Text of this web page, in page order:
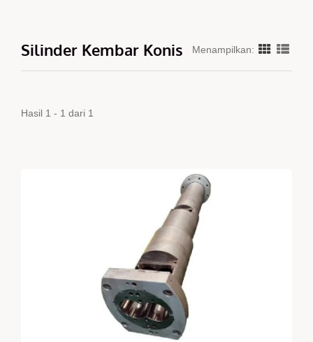
Silinder Kembar Konis Menampilkan:
Hasil 1 - 1 dari 1